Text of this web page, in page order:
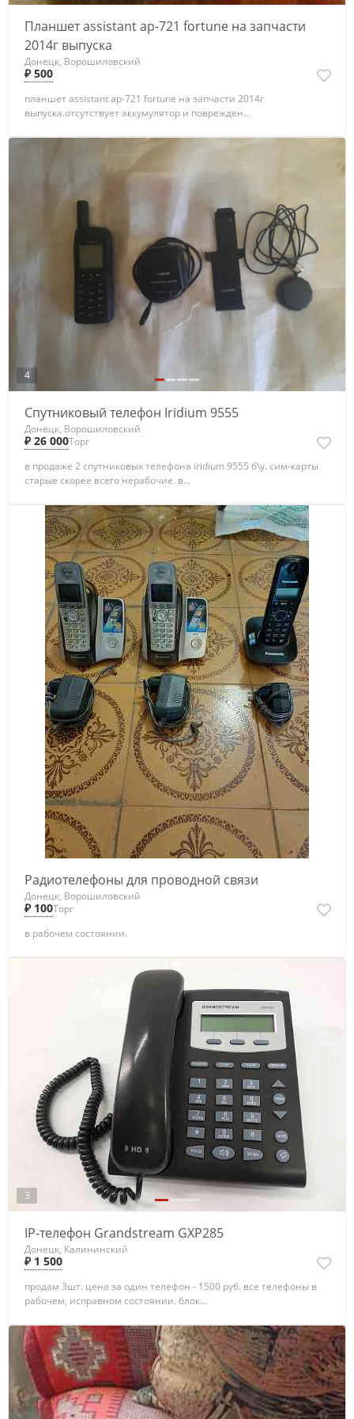
Планшет аssistant ар-721 fortune на запчасти
2014г выпуска
Донецк, Ворошиловский
₽ 500
планшет assistant ap-721 fortune на запчасти 2014г
выпуска.отсутствует аккумулятор и поврежден...
4
Спутниковый телефон Iridium 9555
Донецк, Ворошиловский
₽ 26 000Торг
в продаже 2 спутниковых телефона iridium 9555 б\у. сим-карты
старые скорее всего нерабочие. в...
Радиотелефоны для проводной связи
Донецк, Ворошиловский
₽ 100Торг
в рабочем состоянии.
3
IP-телефон Grandstream GXP285
Донецк, Калининский
₽ 1 500
продам 3шт. цена за один телефон - 1500 руб. все телефоны в
рабочем, исправном состоянии. блок...